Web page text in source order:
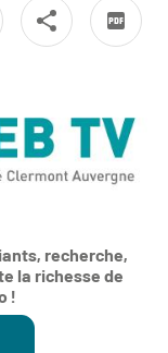
recherche,
la richesse de
!